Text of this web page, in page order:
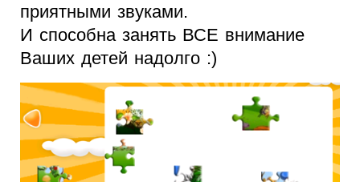
приятными звуками.
И способна занять ВСЕ внимание
Ваших детей надолго :)